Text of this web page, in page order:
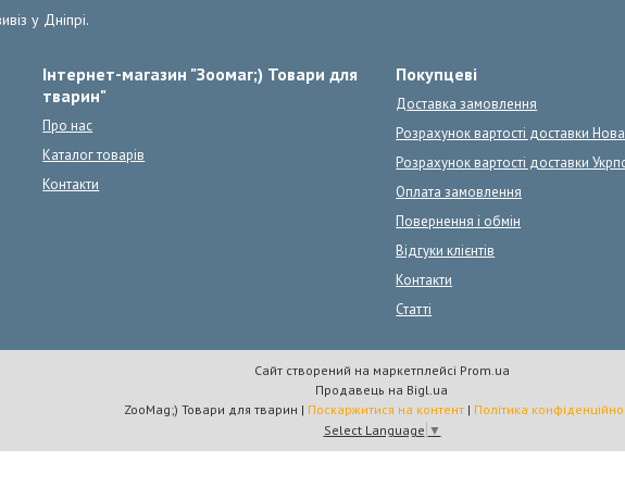
у Дніпрі.
Інтернет-магазин "Зоомаг;) Товари для
тварин"
Про нас
Каталог товарів
Контакти
Покупцеві
Доставка замовлення
Розрахунок вартості доставки
Розрахунок вартості доставки
Оплата замовлення
Повернення і обмін
Відгуки клієнтів
Контакти
Статті
Сайт створений на маркетплейсі Prom.ua
Продавець на Bigl.ua
ZooMag;) Товари для тварин | Поскаржитися на контент | Політика
Select Language ▼